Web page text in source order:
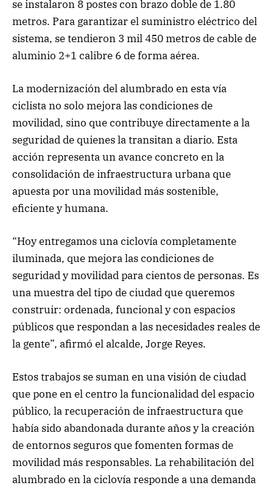
se instalaron 8 postes con brazo doble de 1.80
metros. Para garantizar el suministro eléctrico del
sistema, se tendieron 3 mil 450 metros de cable de
aluminio 2+1 calibre 6 de forma aérea.
La modernización del alumbrado en esta vía
ciclista no solo mejora las condiciones de
movilidad, sino que contribuye directamente a la
seguridad de quienes la transitan a diario. Esta
acción representa un avance concreto en la
consolidación de infraestructura urbana que
apuesta por una movilidad más sostenible,
eficiente y humana.
“Hoy entregamos una ciclovía completamente
iluminada, que mejora las condiciones de
seguridad y movilidad para cientos de personas. Es
una muestra del tipo de ciudad que queremos
construir: ordenada, funcional y con espacios
públicos que respondan a las necesidades reales de
la gente”, afirmó el alcalde, Jorge Reyes.
Estos trabajos se suman en una visión de ciudad
que pone en el centro la funcionalidad del espacio
público, la recuperación de infraestructura que
había sido abandonada durante años y la creación
de entornos seguros que fomenten formas de
movilidad más responsables. La rehabilitación del
alumbrado en la ciclovía responde a una demanda